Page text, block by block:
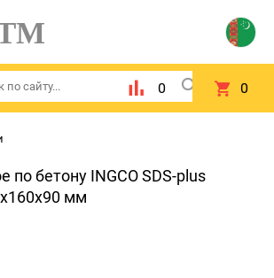
0 0
по бетону INGCO SDS-plus
мм